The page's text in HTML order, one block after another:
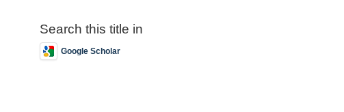
Search this title in
Google Scholar